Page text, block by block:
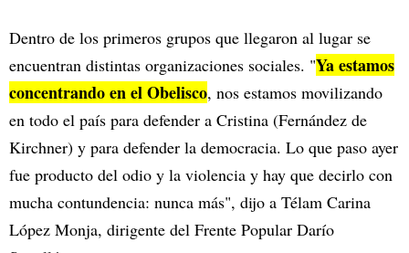
Dentro de los primeros grupos que llegaron al lugar se
encuentran distintas organizaciones sociales. "Ya estamos
concentrando en el Obelisco, nos estamos movilizando
en todo el país para defender a Cristina (Fernández de
Kirchner) y para defender la democracia. Lo que paso ayer
fue producto del odio y la violencia y hay que decirlo con
mucha contundencia: nunca más", dijo a Télam Carina
López Monja, dirigente del Frente Popular Darío